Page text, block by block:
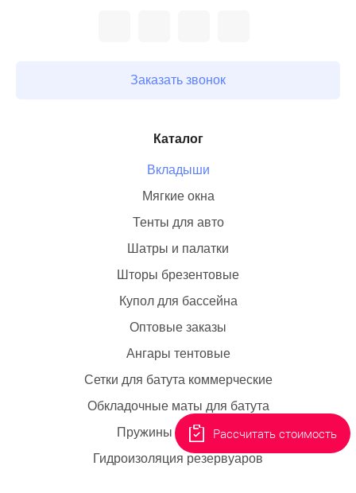
Каталог
Вкладыши
Мягкие окна
Тенты для авто
Шатры и палатки
Шторы брезентовые
Купол для бассейна
Оптовые заказы
Ангары тентовые
Сетки для батута коммерческие
Обкладочные маты для батута
Пружины для батута
Гидроизоляция резервуаров
Заказать звонок
Рассчитать стоимость